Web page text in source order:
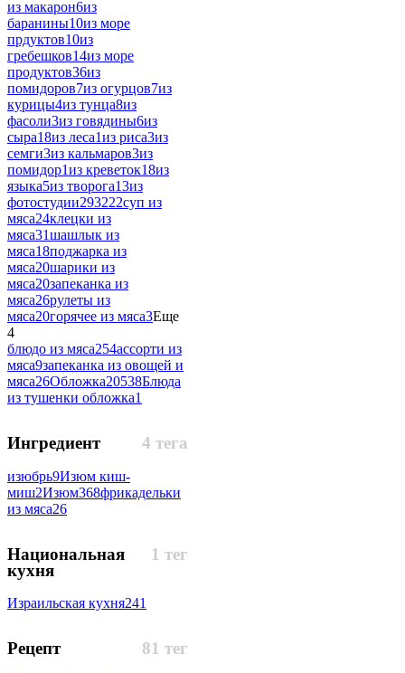
из макарон6из
баранины10из море
прдуктов10из
гребешков14из море
продуктов36из
помидоров7из огурцов7из
курицы4из тунца8из
фасоли3из говядины6из
сыра18из леса1из риса3из
семги3из кальмаров3из
помидор1из креветок18из
языка5из творога13из
фотостудии293222суп из
мяса24клецки из
мяса31шашлык из
мяса18поджарка из
мяса20шарики из
мяса20запеканка из
мяса26рулеты из
мяса20горячее из мяса3Еще
4
блюдо из мяса254ассорти из
мяса9запеканка из овощей и
мяса26Обложка20538Блюда
из тушенки обложка1
4 тега
Ингредиент
изюбрь9Изюм киш-
миш2Изюм368фрикадельки
из мяса26
1 тег
Национальная
кухня
Израильская кухня241
81 тег
Рецепт